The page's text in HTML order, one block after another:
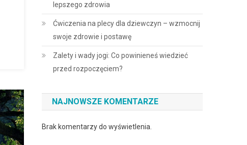
lepszego zdrowia
Ćwiczenia na plecy dla dziewczyn – wzmocnij
swoje zdrowie i postawę
Zalety i wady jogi: Co powinieneś wiedzieć
przed rozpoczęciem?
NAJNOWSZE KOMENTARZE
Brak komentarzy do wyświetlenia.